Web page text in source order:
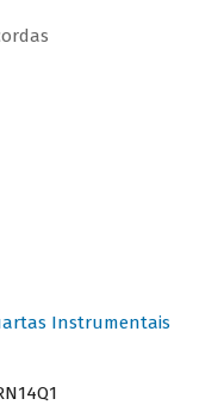
Instrumentais